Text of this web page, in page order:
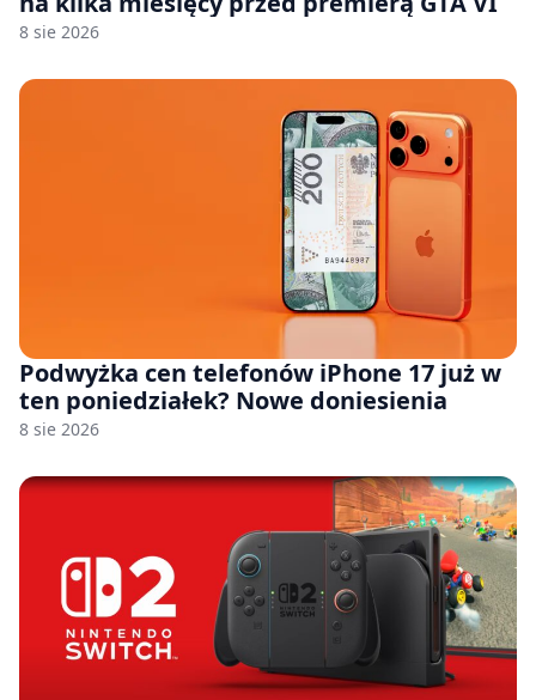
8 sie 2026
Podwyżka cen telefonów iPhone 17 już w
ten poniedziałek? Nowe doniesienia
8 sie 2026